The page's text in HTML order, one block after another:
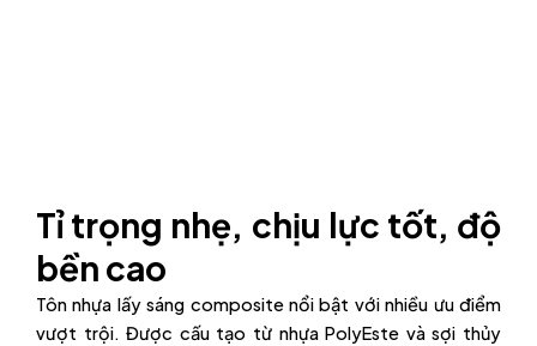
Tỉ trọng nhẹ, chịu lực tốt, độ
bền cao
Tôn nhựa lấy sáng composite nổi bật với nhiều ưu điểm
vượt trội. Được cấu tạo từ nhựa PolyEste và sợi thủy